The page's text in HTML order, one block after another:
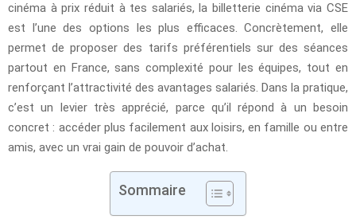
cinéma à prix réduit à tes salariés, la billetterie cinéma via CSE
est l’une des options les plus efficaces. Concrètement, elle
permet de proposer des tarifs préférentiels sur des séances
partout en France, sans complexité pour les équipes, tout en
renforçant l’attractivité des avantages salariés. Dans la pratique,
c’est un levier très apprécié, parce qu’il répond à un besoin
concret : accéder plus facilement aux loisirs, en famille ou entre
amis, avec un vrai gain de pouvoir d’achat.
Sommaire